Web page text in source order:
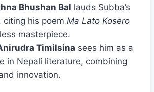
Bhushan Bal lauds Subba’s
citing his poem Ma Lato Kosero
masterpiece.
Timilsina sees him as a
in Nepali literature, combining
innovation.